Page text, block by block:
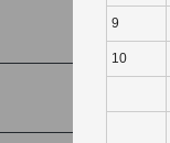
9
10